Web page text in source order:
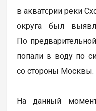
в акватории реки
округа был
По
попали в воду по
со стороны Москвы.
На данный